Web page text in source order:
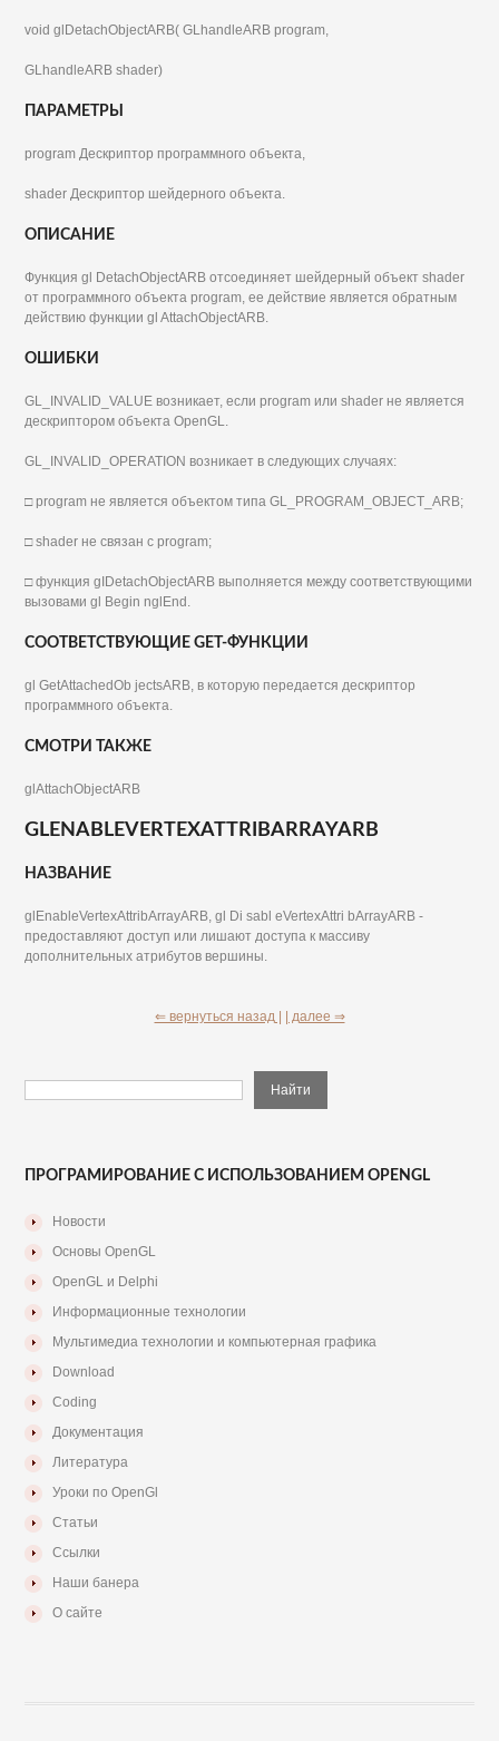
void glDetachObjectARB( GLhandleARB program,
GLhandleARB shader)
ПАРАМЕТРЫ
program Дескриптор программного объекта,
shader Дескриптор шейдерного объекта.
ОПИСАНИЕ
Функция gl DetachObjectARB отсоединяет шейдерный объект shader
от программного объекта program, ее действие является обратным
действию функции gl AttachObjectARB.
ОШИБКИ
GL_INVALID_VALUE возникает, если program или shader не является
дескриптором объекта OpenGL.
GL_INVALID_OPERATION возникает в следующих случаях:
□ program не является объектом типа GL_PROGRAM_OBJECT_ARB;
□ shader не связан с program;
□ функция gIDetachObjectARB выполняется между соответствующими
вызовами gl Begin nglEnd.
СООТВЕТСТВУЮЩИЕ GET-ФУНКЦИИ
gl GetAttachedOb jectsARB, в которую передается дескриптор
программного объекта.
СМОТРИ ТАКЖЕ
glAttachObjectARB
GLENABLEVERTEXATTRIBARRAYARB
НАЗВАНИЕ
glEnableVertexAttribArrayARB, gl Di sabl eVertexAttri bArrayARB -
предоставляют доступ или лишают доступа к массиву
дополнительных атрибутов вершины.
⇐ вернуться назад | | далее ⇒
ПРОГРАМИРОВАНИЕ С ИСПОЛЬЗОВАНИЕМ OPENGL
Новости
Основы OpenGL
OpenGL и Delphi
Информационные технологии
Мультимедиа технологии и компьютерная графика
Download
Coding
Документация
Литература
Уроки по OpenGl
Статьи
Ссылки
Наши банера
О сайте